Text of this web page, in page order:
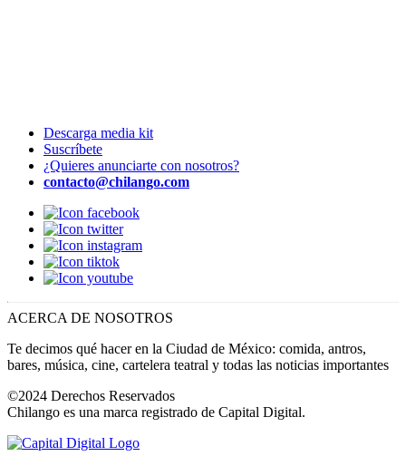
Descarga media kit
Suscríbete
¿Quieres anunciarte con nosotros?
contacto@chilango.com
ACERCA DE NOSOTROS
Te decimos qué hacer en la Ciudad de México: comida, antros,
bares, música, cine, cartelera teatral y todas las noticias importantes
©2024 Derechos Reservados
Chilango es una marca registrado de Capital Digital.